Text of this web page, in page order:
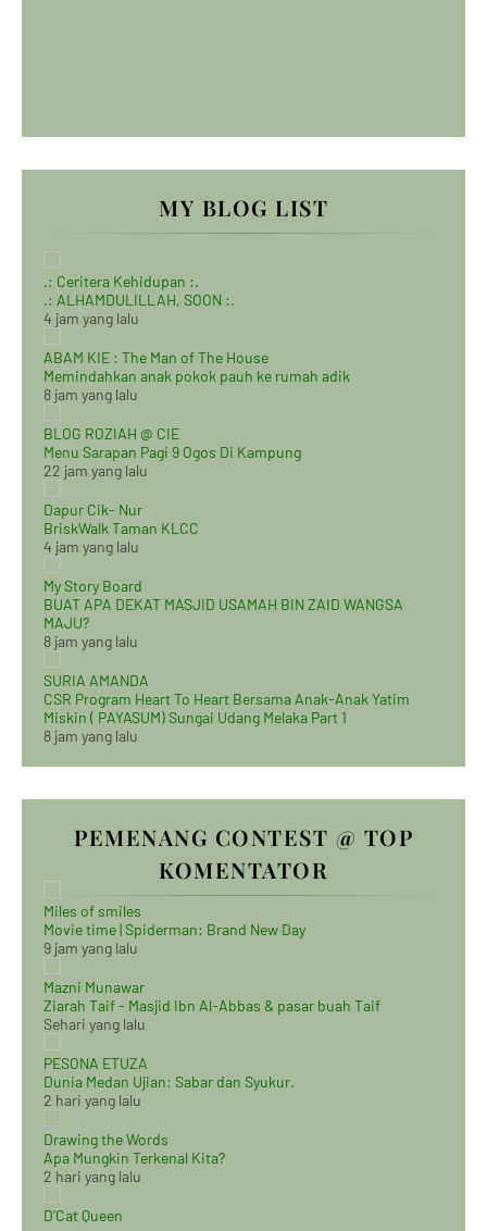
MY BLOG LIST
.: Ceritera Kehidupan :.
.: ALHAMDULILLAH, SOON :.
4 jam yang lalu
ABAM KIE : The Man of The House
Memindahkan anak pokok pauh ke rumah adik
8 jam yang lalu
BLOG ROZIAH @ CIE
Menu Sarapan Pagi 9 Ogos Di Kampung
22 jam yang lalu
Dapur Cik- Nur
BriskWalk Taman KLCC
4 jam yang lalu
My Story Board
BUAT APA DEKAT MASJID USAMAH BIN ZAID WANGSA
MAJU?
8 jam yang lalu
SURIA AMANDA
CSR Program Heart To Heart Bersama Anak-Anak Yatim
Miskin ( PAYASUM) Sungai Udang Melaka Part 1
8 jam yang lalu
PEMENANG CONTEST @ TOP
KOMENTATOR
Miles of smiles
Movie time | Spiderman: Brand New Day
9 jam yang lalu
Mazni Munawar
Ziarah Taif - Masjid Ibn Al-Abbas & pasar buah Taif
Sehari yang lalu
PESONA ETUZA
Dunia Medan Ujian: Sabar dan Syukur.
2 hari yang lalu
Drawing the Words
Apa Mungkin Terkenal Kita?
2 hari yang lalu
D'Cat Queen